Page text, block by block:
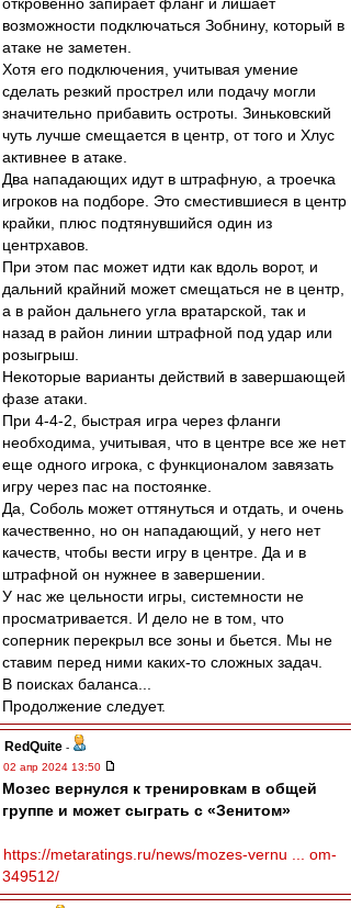
возможности подключаться Зобнину, который в
атаке не заметен.
Хотя его подключения, учитывая умение
сделать резкий прострел или подачу могли
значительно прибавить остроты. Зиньковский
чуть лучше смещается в центр, от того и Хлус
активнее в атаке.
Два нападающих идут в штрафную, а троечка
игроков на подборе. Это сместившиеся в центр
крайки, плюс подтянувшийся один из
центрхавов.
При этом пас может идти как вдоль ворот, и
дальний крайний может смещаться не в центр,
а в район дальнего угла вратарской, так и
назад в район линии штрафной под удар или
розыгрыш.
Некоторые варианты действий в завершающей
фазе атаки.
При 4-4-2, быстрая игра через фланги
необходима, учитывая, что в центре все же нет
еще одного игрока, с функционалом завязать
игру через пас на постоянке.
Да, Соболь может оттянуться и отдать, и очень
качественно, но он нападающий, у него нет
качеств, чтобы вести игру в центре. Да и в
штрафной он нужнее в завершении.
У нас же цельности игры, системности не
просматривается. И дело не в том, что
соперник перекрыл все зоны и бьется. Мы не
ставим перед ними каких-то сложных задач.
В поисках баланса...
Продолжение следует.
RedQuite -
02 апр 2024 13:50
Мозес вернулся к тренировкам в общей
группе и может сыграть с «Зенитом»
https://metaratings.ru/news/mozes-vernu ... om-
349512/